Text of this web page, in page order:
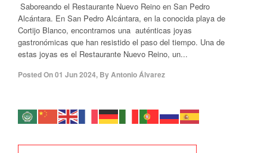
Saboreando el Restaurante Nuevo Reino en San Pedro
Alcántara. En San Pedro Alcántara, en la conocida playa de
Cortijo Blanco, encontramos una auténticas joyas
gastronómicas que han resistido el paso del tiempo. Una de
estas joyas es el Restaurante Nuevo Reino, un...
Posted On01 Jun 2024, ByAntonio Álvarez